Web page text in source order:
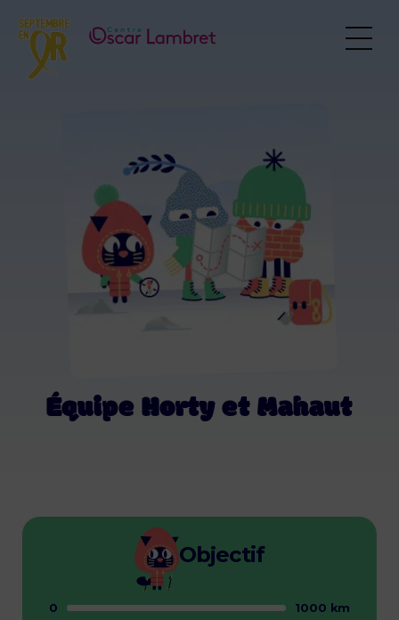
Équipe Horty et Mahaut
Objectif
0 1000 km